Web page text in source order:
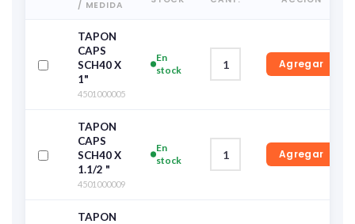
/ MEDIDA
TAPON
CAPS
SCH40 X
1"
4501000005
En
stock
Agregar
TAPON
CAPS
SCH40 X
1.1/2 "
4501000009
En
stock
Agregar
TAPON